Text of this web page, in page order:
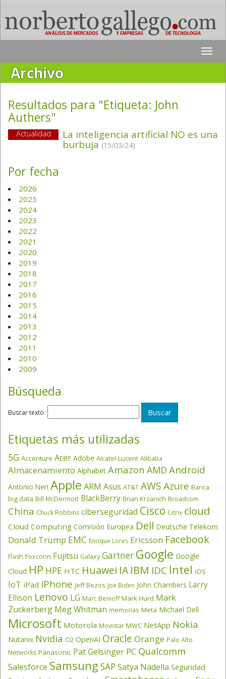
Toggle
Archivo
Resultados para "Etiqueta: John
Authers"
Actualidad La inteligencia artificial NO es una
burbuja(15/03/24)
Por fecha
2026
2025
2024
2023
2022
2021
2020
2019
2018
2017
2016
2015
2014
2013
2012
2011
2010
2009
Búsqueda
Buscar texto:
Etiquetas más utilizadas
5G Accenture Acer Adobe Alcatel-Lucent Alibaba
Almacenamiento Alphabet Amazon AMD Android
Antonio Neri Apple ARM Asus AT&T AWSAzure Banca
big data Bill McDermott BlackBerry Brian Krzanich Broadcom
China Chuck Robbins ciberseguridad Cisco Citrix cloud
Cloud Computing Comisión Europea Dell Deutsche Telekom
Donald Trump EMC Enrique Lores Ericsson Facebook
Flash Foxconn Fujitsu Galaxy Gartner Google Google
Cloud HP HPE HTC Huawei IA IBM IDC Intel iOS
IoT iPad iPhone Jeff Bezos Joe Biden John Chambers Larry
Ellison Lenovo LG Marc Benioff Mark Hurd Mark
Zuckerberg Meg Whitman memorias Meta Michael Dell
Microsoft Motorola Movistar MWC NetApp Nokia
Nutanix Nvidia O2 OpenAI Oracle Orange Palo Alto
Networks Panasonic Pat Gelsinger PC Qualcomm
Salesforce Samsung SAP Satya Nadella Seguridad